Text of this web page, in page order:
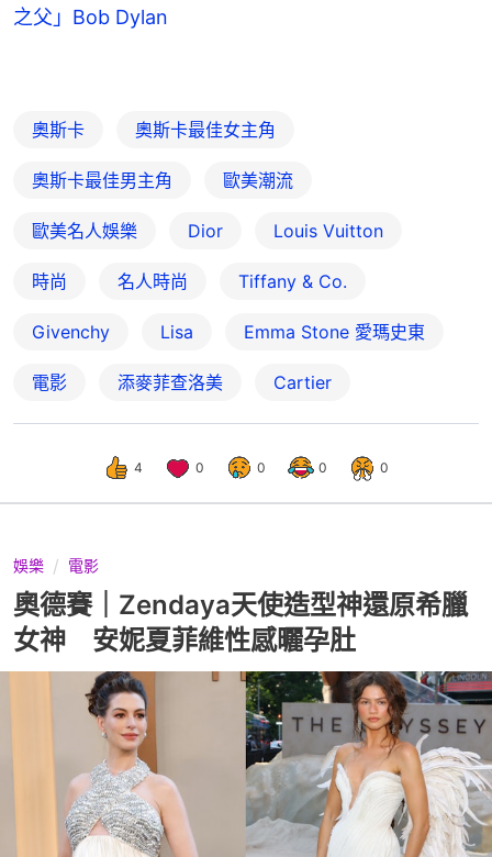
之父」Bob Dylan
奧斯卡 奧斯卡最佳女主角
奧斯卡最佳男主角 歐美潮流
歐美名人娛樂 Dior Louis Vuitton
時尚 名人時尚 Tiffany & Co.
Givenchy Lisa Emma Stone 愛瑪史東
電影 添麥菲查洛美 Cartier
4 0 0 0 0
娛樂 電影
奧德賽｜Zendaya天使造型神還原希臘
女神 安妮夏菲維性感曬孕肚